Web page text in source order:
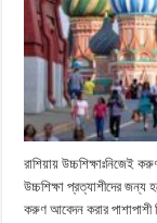
রাশিয়ায় উচ্চশিক্ষাঃনিজেই
উচ্চশিক্ষা প্রত্যাশীদের জন্য
করুণ আবেদন করার পাশাপাশী